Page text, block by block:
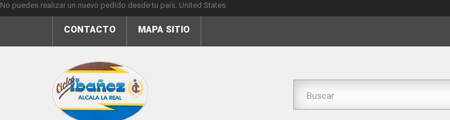
No puedes realizar un nuevo pedido desde tu país. United States
CONTACTO MAPA SITIO